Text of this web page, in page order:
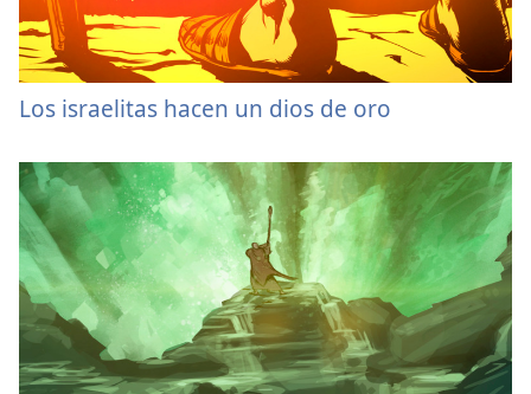
Los israelitas hacen un dios de oro